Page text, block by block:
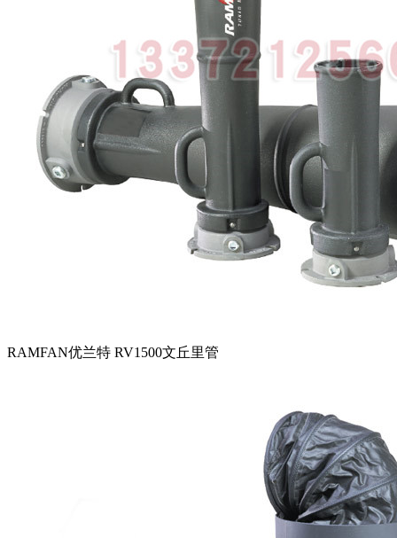
RAMFAN优兰特 RV1500文丘里管